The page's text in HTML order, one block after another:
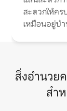
สะดวกให้ค
เหมือนอยู่บ้
สิ่งอำนวย
สำ